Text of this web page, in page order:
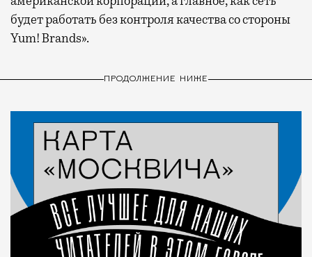
будет работать без контроля качества со стороны
Yum! Brands».
ПРОДОЛЖЕНИЕ НИЖЕ